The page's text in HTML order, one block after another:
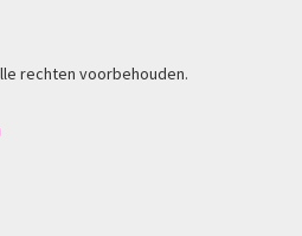
rechten voorbehouden.